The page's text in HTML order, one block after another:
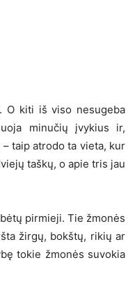
O kiti iš viso nesugeba
minučių įvykius ir,
taip atrodo ta vieta, kur
taškų, o apie tris jau
pirmieji. Tie žmonės
žirgų, bokštų, rikių ar
tokie žmonės suvokia